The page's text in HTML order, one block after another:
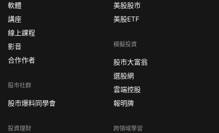
軟體
講座
線上課程
影音
合作作者
股市社群
股市爆料同學會
投資理財
美股股市
美股ETF
模擬投資
股市大富翁
選股網
雲端控股
報明牌
跨領域學習